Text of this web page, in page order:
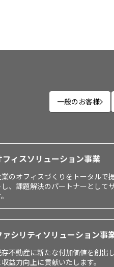
一般のお客様
フィスソリューション事業
業のオフィスづくりをトータルで
し、課題解決のパートナーとして
ァシリティソリューション事
存不動産に新たな付加価値を創出
収益力向上に貢献いたします。